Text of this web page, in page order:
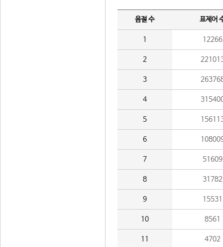
음절 수 표제어
1 12266
2
3
4
5
6
7 51609
8 31782
9 15531
10 8561
11 4702